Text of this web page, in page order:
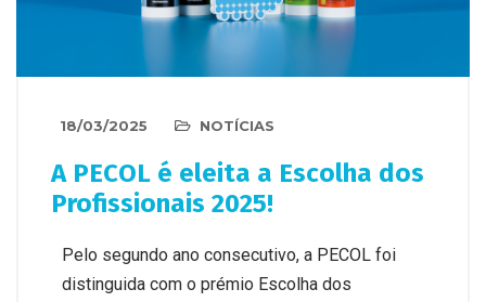
18/03/2025 NOTÍCIAS
A PECOL é eleita a Escolha dos
Profissionais 2025!
Pelo segundo ano consecutivo, a PECOL foi
distinguida com o prémio Escolha dos